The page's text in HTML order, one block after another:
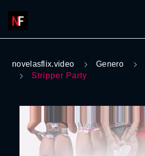
novelasflix.video Genero
Stripper Party